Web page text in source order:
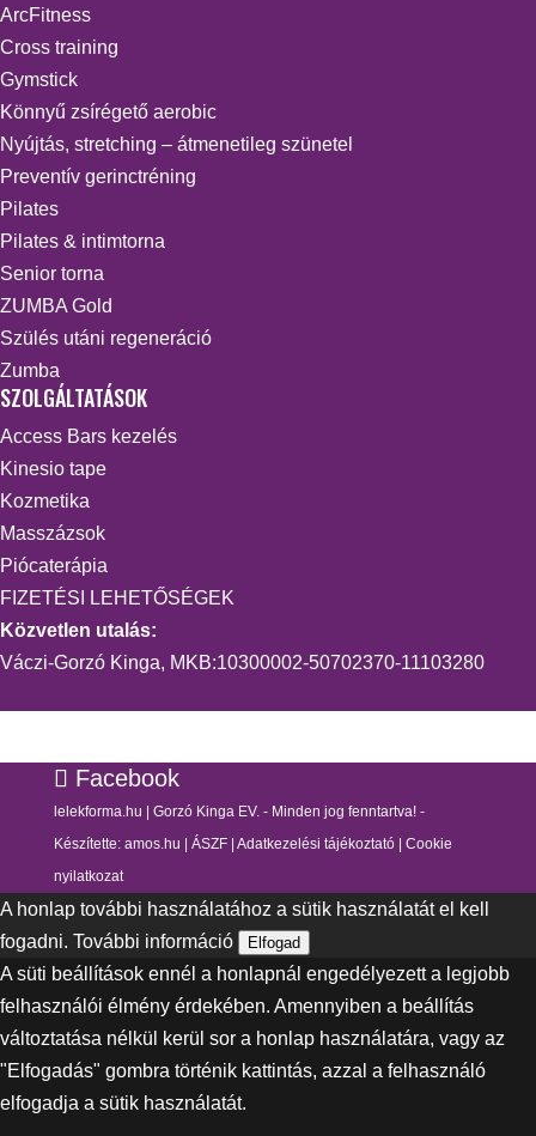
ArcFitness
Cross training
Gymstick
Könnyű zsírégető aerobic
Nyújtás, stretching – átmenetileg szünetel
Preventív gerinctréning
Pilates
Pilates & intimtorna
Senior torna
ZUMBA Gold
Szülés utáni regeneráció
Zumba
SZOLGÁLTATÁSOK
Access Bars kezelés
Kinesio tape
Kozmetika
Masszázsok
Piócaterápia
FIZETÉSI LEHETŐSÉGEK
Közvetlen utalás:
Váczi-Gorzó Kinga, MKB:10300002-50702370-11103280
Facebook
lelekforma.hu | Gorzó Kinga EV. - Minden jog fenntartva! -
Készítette: amos.hu ÁSZF| Adatkezelési tájékoztató| Cookie
nyilatkozat
A honlap további használatához a sütik használatát el kell
fogadni. További információ Elfogad
A süti beállítások ennél a honlapnál engedélyezett a legjobb
felhasználói élmény érdekében. Amennyiben a beállítás
változtatása nélkül kerül sor a honlap használatára, vagy az
"Elfogadás" gombra történik kattintás, azzal a felhasználó
elfogadja a sütik használatát.